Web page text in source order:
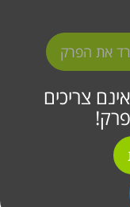
את הפרק
צריכים